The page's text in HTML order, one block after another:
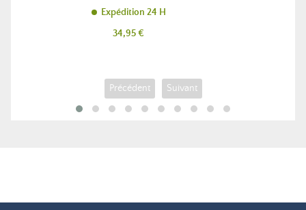
Expédition 24 H
Prix
34,95 €
Précédent Suivant